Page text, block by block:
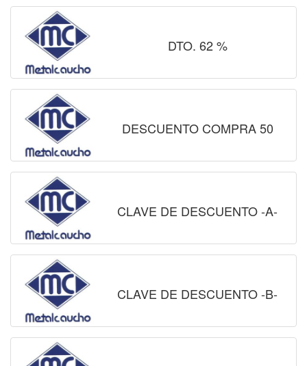
DTO. 62 %
DESCUENTO COMPRA 50
CLAVE DE DESCUENTO -A-
CLAVE DE DESCUENTO -B-